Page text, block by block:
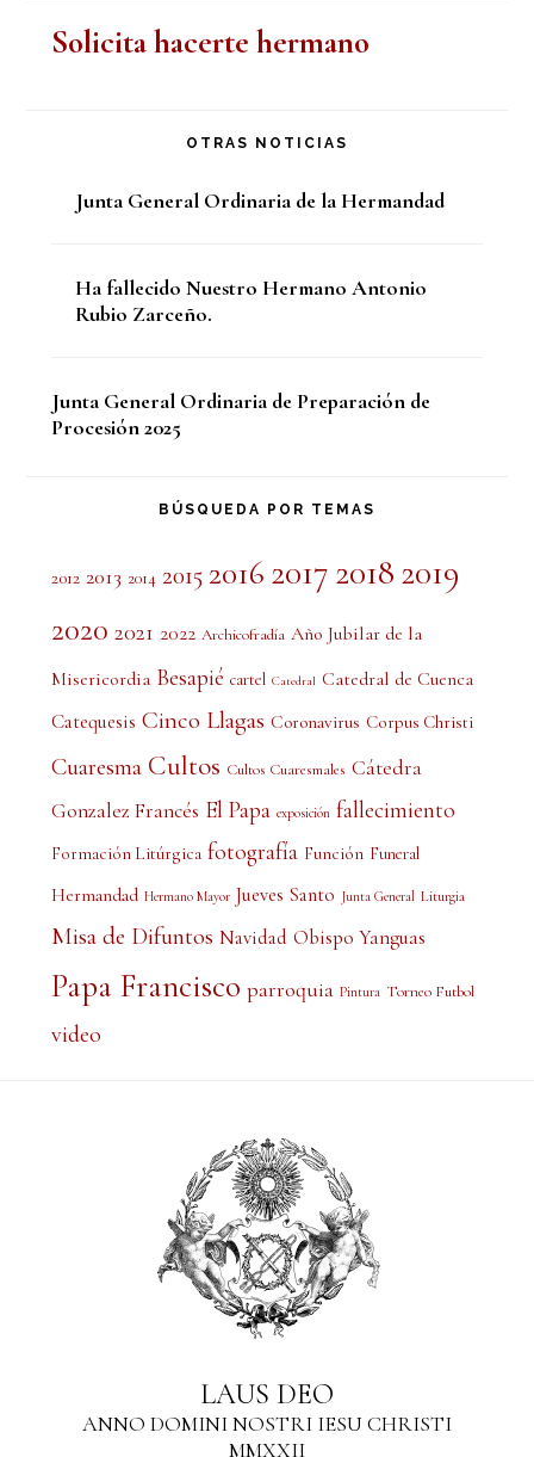
Solicita hacerte hermano
OTRAS NOTICIAS
Junta General Ordinaria de la Hermandad
Ha fallecido Nuestro Hermano Antonio
Rubio Zarceño.
Junta General Ordinaria de Preparación de
Procesión 2025
BÚSQUEDA POR TEMAS
2012 2013 2014 2015 2016 2017 2018 2019
2020 2021 2022 Archicofradía Año Jubilar de la
Misericordia Besapié cartel Catedral Catedral de Cuenca
Catequesis Cinco Llagas Coronavirus Corpus Christi
Cuaresma Cultos Cultos Cuaresmales Cátedra
Gonzalez Francés El Papa exposición fallecimiento
Formación Litúrgica fotografía Función Funeral
Hermandad Hermano Mayor Jueves Santo Junta General Liturgia
Misa de Difuntos Navidad Obispo Yanguas
Papa Francisco parroquia Pintura Torneo Futbol
video
LAUS DEO
ANNO DOMINI NOSTRI IESU CHRISTI
MMXXII